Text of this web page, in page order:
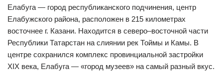
Елабуга — город республиканского подчинения, центр
Елабужского района, расположен в 215 километрах
восточнее г. Казани. Находится в северо–восточной части
Республики Татарстан на слиянии рек Тоймы и Камы. В
центре сохранился комплекс провинциальной застройки
XIX века, Елабуга — «город музеев» на самый разный вкус.